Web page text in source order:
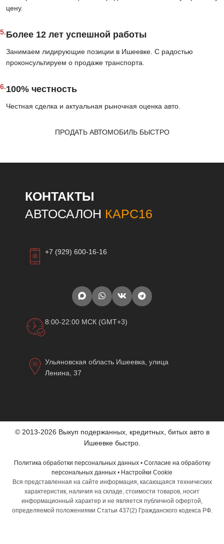
цену.
5.Более 12 лет успешной работы
Занимаем лидирующие позиции в Ишеевке. С радостью
проконсультируем о продаже транспорта.
6.100% честность
Честная сделка и актуальная рыночная оценка авто.
ПРОДАТЬ АВТОМОБИЛЬ БЫСТРО
КОНТАКТЫ
АВТОСАЛОН КАРС16
+7 (929) 600-16-16
8:00-22:00 МСК (GMT+3)
Ульяновская область Ишеевка, улица
Ленина, 37
© 2013-2026 Выкуп подержанных, кредитных, битых авто в
Ишеевке быстро.
Политика обработки персональных данных• Согласие на обработку
персональных данных • Настройки Cookie
Вся представленная на сайте информация, касающаяся технических
характеристик, наличия на складе, стоимости товаров, носит
информационный характер и не является публичной офертой,
определяемой положениями Статьи 437(2) Гражданского кодекса РФ.